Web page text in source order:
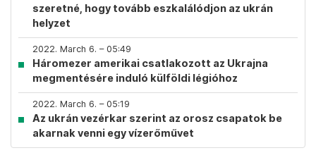
szeretné, hogy tovább eszkalálódjon az ukrán
helyzet
2022. March 6. – 05:49
Háromezer amerikai csatlakozott az Ukrajna
megmentésére induló külföldi légióhoz
2022. March 6. – 05:19
Az ukrán vezérkar szerint az orosz csapatok be
akarnak venni egy vízerőművet